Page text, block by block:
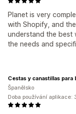
Planet is very
with Shopify, and
understand the
the needs and
Cestas y canastillas para
Španělsko
Doba používání aplikace: